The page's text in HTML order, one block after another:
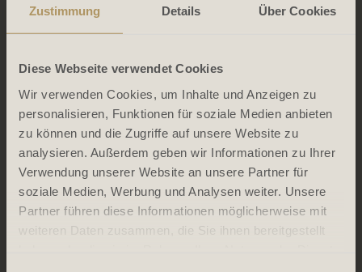
Zustimmung Details Über Cookies
Diese Webseite verwendet Cookies
Wir verwenden Cookies, um Inhalte und Anzeigen zu
personalisieren, Funktionen für soziale Medien anbieten
zu können und die Zugriffe auf unsere Website zu
analysieren. Außerdem geben wir Informationen zu Ihrer
Verwendung unserer Website an unsere Partner für
soziale Medien, Werbung und Analysen weiter. Unsere
Partner führen diese Informationen möglicherweise mit
weiteren Daten zusammen, die Sie ihnen bereitgestellt